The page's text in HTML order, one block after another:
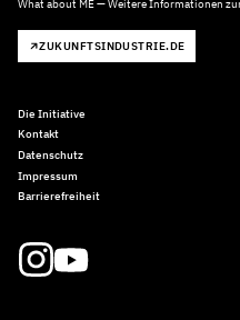
What about ME — Weitere Informationen
ZUKUNFTSINDUSTRIE.DE
Die Initiative
Kontakt
Datenschutz
Impressum
Barrierefreiheit